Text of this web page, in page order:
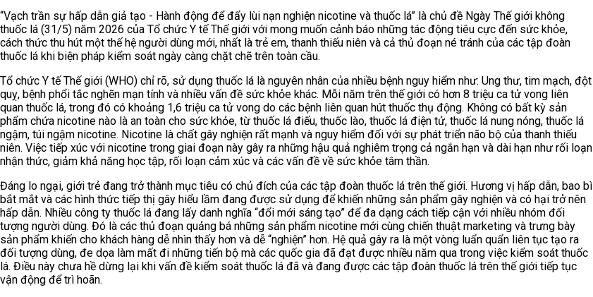
“Vạch trần sự hấp dẫn giả tạo - Hành động để đẩy lùi nạn nghiện nicotine và thuốc lá” là chủ đề Ngày Thế giới không
thuốc lá (31/5) năm 2026 của Tổ chức Y tế Thế giới với mong muốn cảnh báo những tác động tiêu cực đến sức khỏe,
cách thức thu hút một thế hệ người dùng mới, nhất là trẻ em, thanh thiếu niên và cả thủ đoạn né tránh của các tập đoàn
thuốc lá khi biện pháp kiểm soát ngày càng chặt chẽ trên toàn cầu.
Tổ chức Y tế Thế giới (WHO) chỉ rõ, sử dụng thuốc lá là nguyên nhân của nhiều bệnh nguy hiểm như: Ung thư, tim mạch, đột
quỵ, bệnh phổi tắc nghẽn mạn tính và nhiều vấn đề sức khỏe khác. Mỗi năm trên thế giới có hơn 8 triệu ca tử vong liên
quan thuốc lá, trong đó có khoảng 1,6 triệu ca tử vong do các bệnh liên quan hút thuốc thụ động. Không có bất kỳ sản
phẩm chứa nicotine nào là an toàn cho sức khỏe, từ thuốc lá điếu, thuốc lào, thuốc lá điện tử, thuốc lá nung nóng, thuốc lá
ngậm, túi ngậm nicotine. Nicotine là chất gây nghiện rất mạnh và nguy hiểm đối với sự phát triển não bộ của thanh thiếu
niên. Việc tiếp xúc với nicotine trong giai đoạn này gây ra những hậu quả nghiêm trọng cả ngắn hạn và dài hạn như rối loạn
nhận thức, giảm khả năng học tập, rối loạn cảm xúc và các vấn đề về sức khỏe tâm thần.
Đáng lo ngại, giới trẻ đang trở thành mục tiêu có chủ đích của các tập đoàn thuốc lá trên thế giới. Hương vị hấp dẫn, bao bì
bắt mắt và các hình thức tiếp thị gây hiểu lầm đang được sử dụng để khiến những sản phẩm gây nghiện và có hại trở nên
hấp dẫn. Nhiều công ty thuốc lá đang lấy danh nghĩa “đổi mới sáng tạo” để đa dạng cách tiếp cận với nhiều nhóm đối
tượng người dùng. Đó là các thủ đoạn quảng bá những sản phẩm nicotine mới cùng chiến thuật marketing và trưng bày
sản phẩm khiến cho khách hàng dễ nhìn thấy hơn và dễ “nghiện” hơn. Hệ quả gây ra là một vòng luẩn quẩn liên tục tạo ra
đối tượng dùng, đe dọa làm mất đi những tiến bộ mà các quốc gia đã đạt được nhiều năm qua trong việc kiểm soát thuốc
lá. Điều này chưa hề dừng lại khi vấn đề kiểm soát thuốc lá đã và đang được các tập đoàn thuốc lá trên thế giới tiếp tục
vận động để trì hoãn.